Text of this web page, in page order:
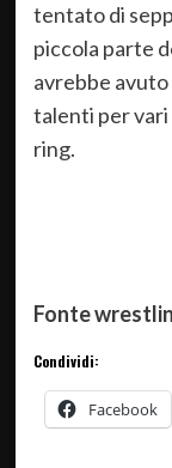
tentato di
piccola parte
avrebbe
talenti per vari
ring.
Fonte
Condividi:
Facebook